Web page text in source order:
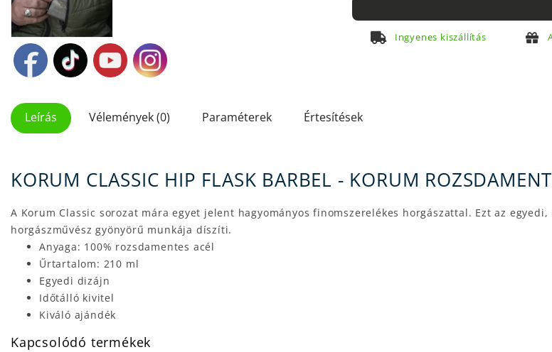
Ingyenes kiszállítás
Leírás Vélemények (0) Paraméterek Értesítések
KORUM CLASSIC HIP FLASK BARBEL - KORUM
A Korum Classic sorozat mára egyet jelent hagyományos finomszerelékes horgászattal. Ezt az egyedi,
horgászművész gyönyörű munkája díszíti.
Anyaga: 100% rozsdamentes acél
Űrtartalom: 210 ml
Egyedi dizájn
Időtálló kivitel
Kiváló ajándék
Kapcsolódó termékek